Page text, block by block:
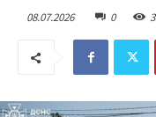
08.07.2026 0